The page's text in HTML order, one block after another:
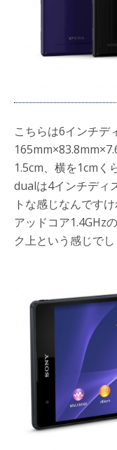
こちらは6インチデ
1.5cm、横を1cmく
dualは4インチディ
トな感じなんです
アッドコア1.4GHz
ク上という感じでし